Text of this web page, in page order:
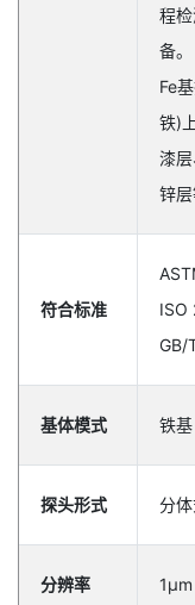
程
备。
Fe
铁)
漆
锌层
符合标准
ISO
GB/
基体模式 铁基
探头形式 分
分辨率 1μm